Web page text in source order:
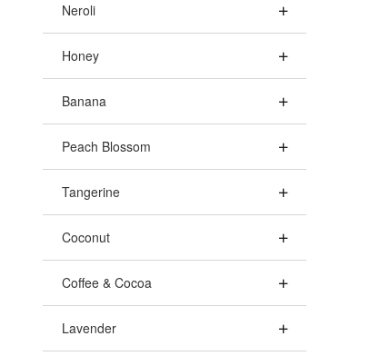
Neroli
Honey
Banana
Peach Blossom
Tangerine
Coconut
Coffee & Cocoa
Lavender